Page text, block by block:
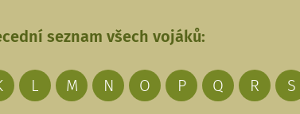
seznam všech vojáků:
L M N O P Q R S